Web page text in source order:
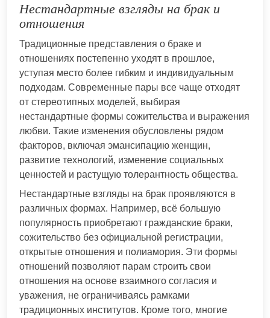
Нестандартные взгляды на брак и
отношения
Традиционные представления о браке и
отношениях постепенно уходят в прошлое,
уступая место более гибким и индивидуальным
подходам. Современные пары все чаще отходят
от стереотипных моделей, выбирая
нестандартные формы сожительства и выражения
любви. Такие изменения обусловлены рядом
факторов, включая эмансипацию женщин,
развитие технологий, изменение социальных
ценностей и растущую толерантность общества.
Нестандартные взгляды на брак проявляются в
различных формах. Например, всё большую
популярность приобретают гражданские браки,
сожительство без официальной регистрации,
открытые отношения и полиамория. Эти формы
отношений позволяют парам строить свои
отношения на основе взаимного согласия и
уважения, не ограничиваясь рамками
традиционных институтов. Кроме того, многие